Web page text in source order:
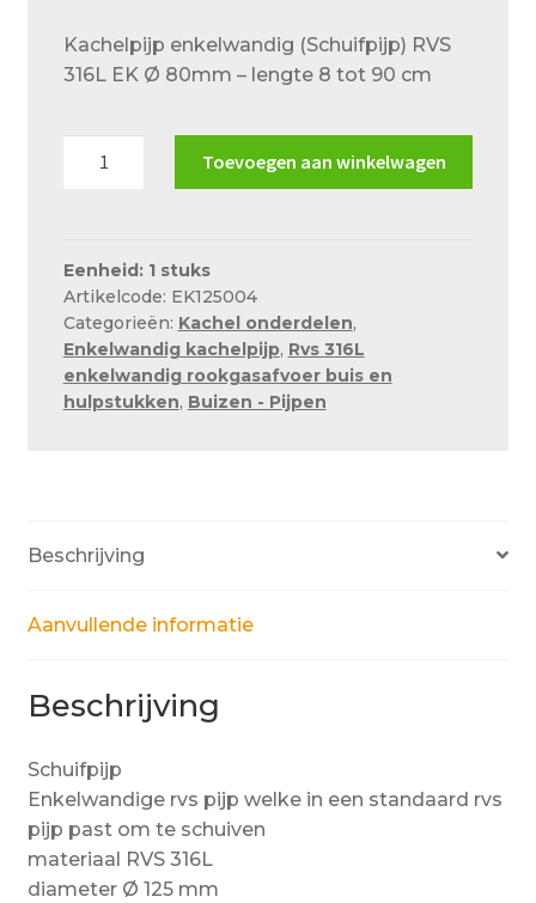
Verzending en bezorging
Winkelmand
Kachelpijp enkelwandig (Schuifpijp) RVS
316L EK Ø 80mm – lengte 8 tot 90 cm
316L
EK
Ø
80mm
-
lengte
aantal
Toevoegen aan winkelwagen
Eenheid: 1 stuks
Artikelcode: EK125004
Categorieën: Kachel onderdelen,
Enkelwandig kachelpijp, Rvs 316L
enkelwandig rookgasafvoer buis en
hulpstukken, Buizen - Pijpen
Beschrijving
Aanvullende informatie
Beschrijving
Schuifpijp
Enkelwandige rvs pijp welke in een standaard rvs
pijp past om te schuiven
materiaal RVS 316L
diameter Ø 125 mm